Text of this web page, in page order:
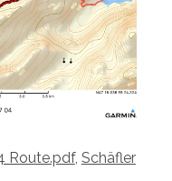
Route.pdf, Schäfler